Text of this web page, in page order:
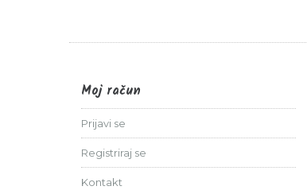
Moj račun
Prijavi se
Registriraj se
Kontakt